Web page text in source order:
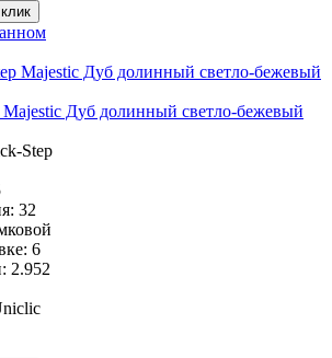
Дуб долинный светло-бежевый
Step
32
6
2.952